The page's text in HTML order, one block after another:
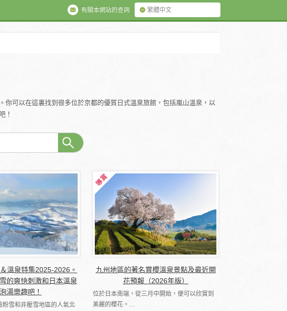
繁體中文
有關本網站的查詢
可以在這裏找到很多位於京都的優質日式溫泉旅館，包括嵐山溫泉，以
！
溫泉特集2025-2026。
的爽快刺激和日本溫泉
湯樂趣吧！
粉雪和非壓雪地區的人氣北
九州地區的著名賞櫻溫泉景點及最近開
花預報（2026年版）
位於日本南端，從三月中開始，便可以欣賞到
美麗的櫻花。…